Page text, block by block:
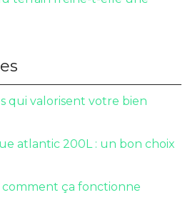
qui valorisent votre bien
atlantic 200L : un bon choix
ça fonctionne